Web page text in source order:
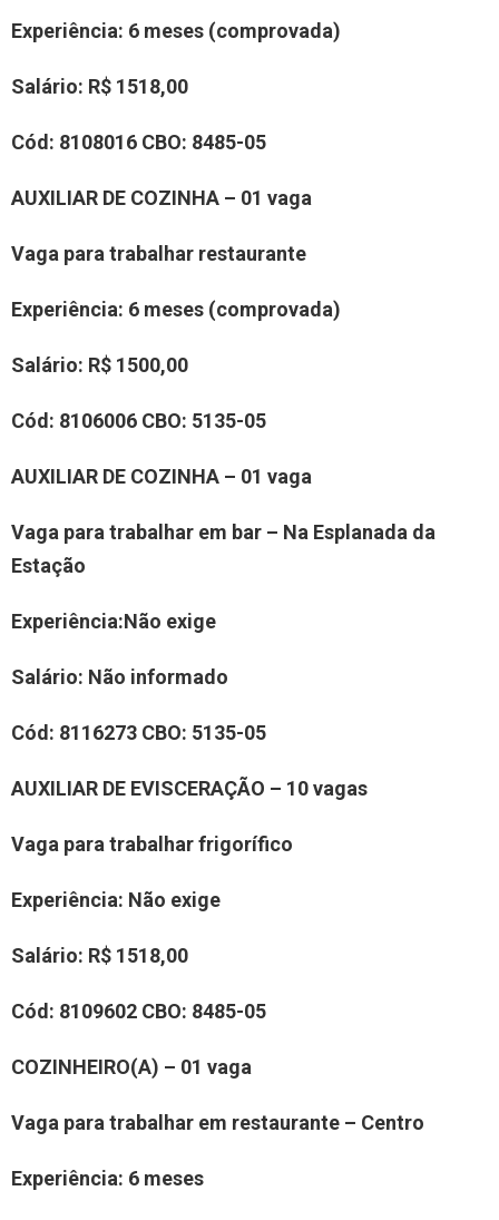
Experiência: 6 meses (comprovada)
Salário: R$ 1518,00
Cód: 8108016 CBO: 8485-05
AUXILIAR DE COZINHA – 01 vaga
Vaga para trabalhar restaurante
Experiência: 6 meses (comprovada)
Salário: R$ 1500,00
Cód: 8106006 CBO: 5135-05
AUXILIAR DE COZINHA – 01 vaga
Vaga para trabalhar em bar – Na Esplanada da
Estação
Experiência:Não exige
Salário: Não informado
Cód: 8116273 CBO: 5135-05
AUXILIAR DE EVISCERAÇÃO – 10vagas
Vaga para trabalharfrigorífico
Experiência: Não exige
Salário: R$ 1518,00
Cód: 8109602 CBO: 8485-05
COZINHEIRO(A) – 01 vaga
Vaga para trabalhar em restaurante – Centro
Experiência: 6 meses